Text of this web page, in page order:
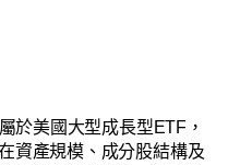
於美國大型成長型ETF，
資產規模、成分股結構及